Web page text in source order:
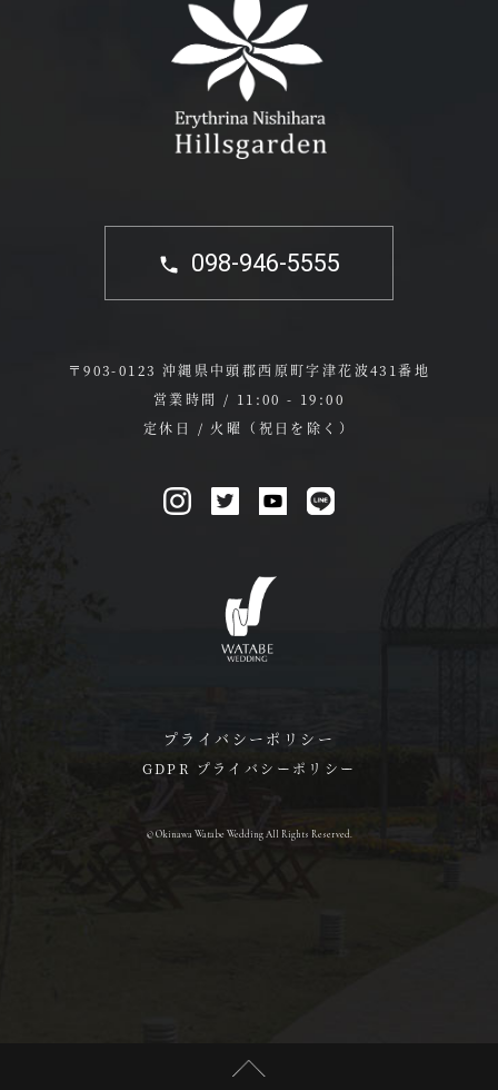
098-946-5555
〒903-0123 沖縄県中頭郡西原町字津花波431番地
営業時間 / 11:00 - 19:00
定休日 / 火曜（祝日を除く）
プライバシーポリシー
GDPR プライバシーポリシー
© Okinawa Watabe Wedding All Rights Reserved.